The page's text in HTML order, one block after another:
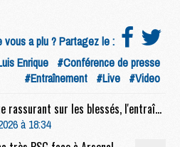
a plu ? Partagez le :
Enrique #Conférence de presse
#Entraînement #Live #Video
Club : Luis Enrique rassurant sur les blessés, l'entraînement à J-10 de PSG/Arsenal moins
à 18:34